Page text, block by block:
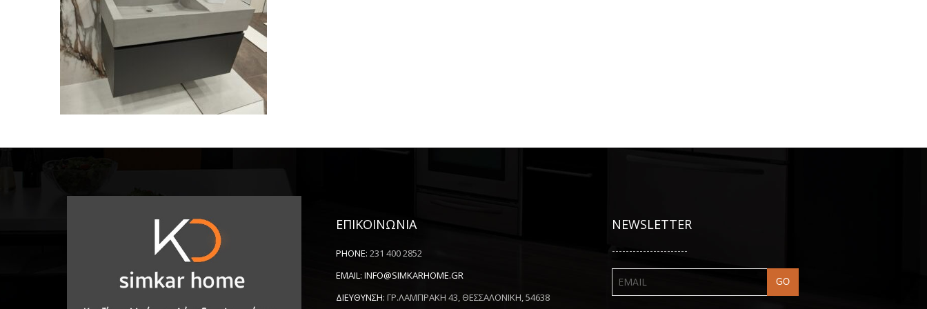
ΕΠΙΚΟΙΝΩΝΙΑ
PHONE: 231 400 2852
EMAIL: INFO@SIMKARHOME.GR
ΔΙΕΥΘΥΝΣΗ: ΓΡ.ΛΑΜΠΡΑΚΗ 43, ΘΕΣΣΑΛΟΝΙΚΗ, 54638
NEWSLETTER
----------------------